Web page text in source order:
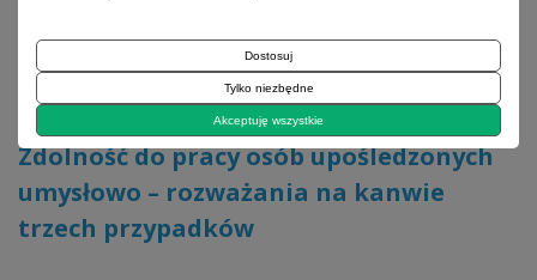
2002, tom 11, suplement 1
Problemy orzecznicze
Zdolność do pracy osób upośledzonych
umysłowo – rozważania na kanwie
trzech przypadków
Dostosuj
Tylko niezbędne
Akceptuję wszystkie